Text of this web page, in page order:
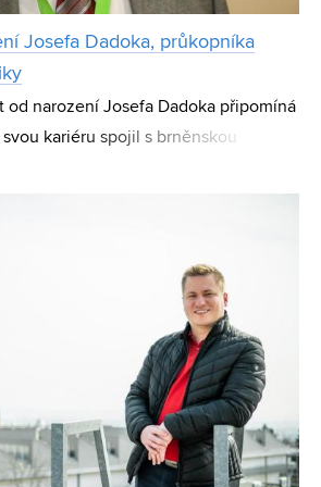
Josefa Dadoka, průkopníka
od narození Josefa Dadoka připomíná
kariéru spojil s brněnskou
a čestný doktor VUT patřil mezi sv